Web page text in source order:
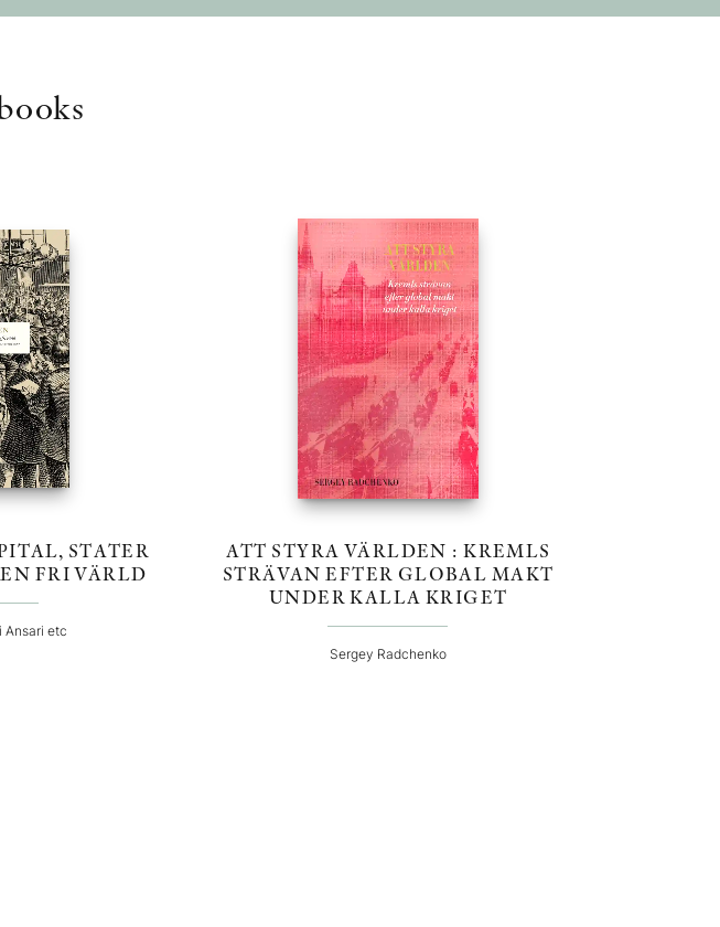
STATER
FRI VÄRLD
Ansari etc
ATT STYRA VÄRLDEN : KREMLS
STRÄVAN EFTER GLOBAL MAKT
UNDER KALLA KRIGET
Sergey Radchenko